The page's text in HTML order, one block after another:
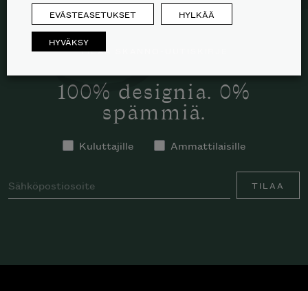
TILAA SKANNO-UUTISKIRJE
100% designia. 0%
spämmiä.
Kuluttajille Ammattilaisille
TILAA
EVÄSTEASETUKSET HYLKÄÄ
HYVÄKSY